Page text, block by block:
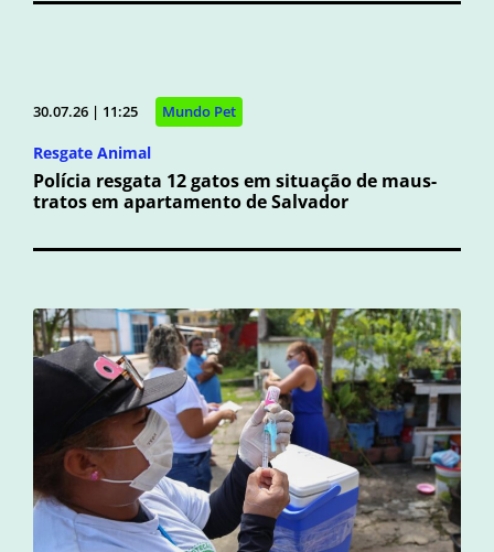
30.07.26 | 11:25 Mundo Pet
Resgate Animal
Polícia resgata 12 gatos em situação de maus-
tratos em apartamento de Salvador